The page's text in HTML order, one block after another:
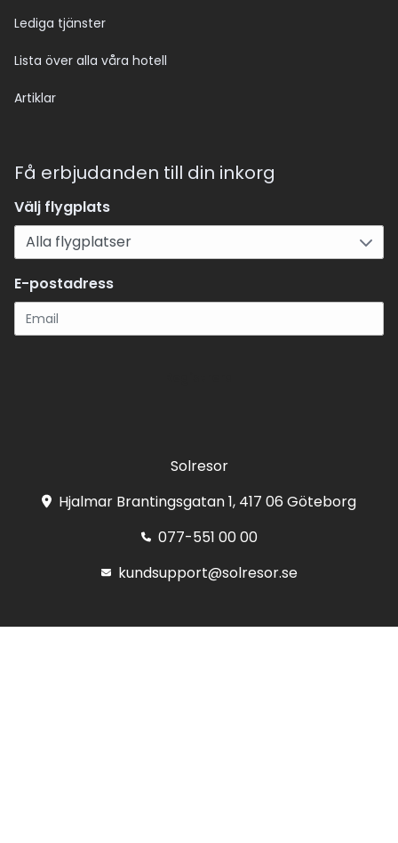
Lediga tjänster
Lista över alla våra hotell
Artiklar
Få erbjudanden till din inkorg
Välj flygplats
E-postadress
Solresor
Hjalmar Brantingsgatan 1, 417 06 Göteborg
077-551 00 00
kundsupport@solresor.se